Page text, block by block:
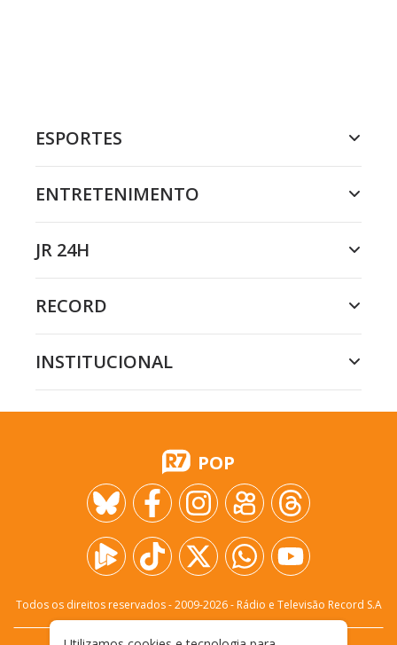
ESPORTES
ENTRETENIMENTO
JR 24H
RECORD
INSTITUCIONAL
POP
Todos os direitos reservados - 2009-2026- Rádio e Televisão Record S.A